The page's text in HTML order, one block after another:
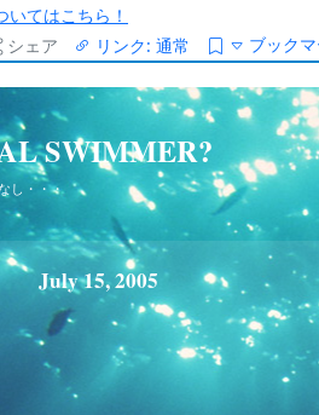
いてはこちら！
シェア リンク: 通常 ブック